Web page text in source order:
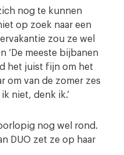
nog te kunnen
op zoek naar een
zou ze wel
‘De meeste bijbanen
het juist fijn om het
om van de zomer zes
niet, denk ik.’
nog wel rond.
DUO zet ze op haar